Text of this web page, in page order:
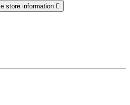
store information 